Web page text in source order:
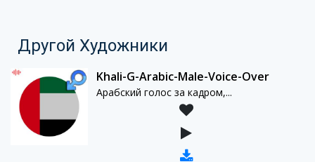
Другой Художники
Khali-G-Arabic-Male-Voice-Over
Арабский голос за кадром,...